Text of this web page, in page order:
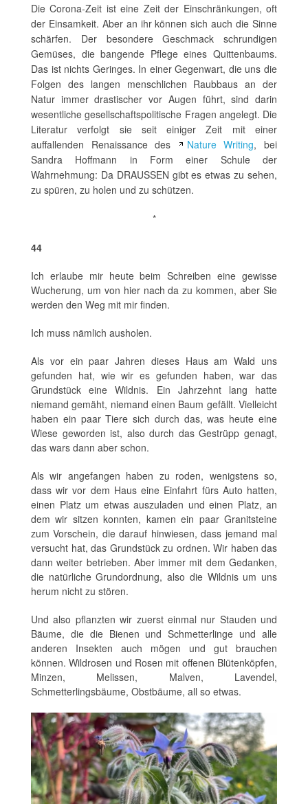
Die Corona-Zeit ist eine Zeit der Einschränkungen, oft
der Einsamkeit. Aber an ihr können sich auch die Sinne
schärfen. Der besondere Geschmack schrundigen
Gemüses, die bangende Pflege eines Quittenbaums.
Das ist nichts Geringes. In einer Gegenwart, die uns die
Folgen des langen menschlichen Raubbaus an der
Natur immer drastischer vor Augen führt, sind darin
wesentliche gesellschaftspolitische Fragen angelegt. Die
Literatur verfolgt sie seit einiger Zeit mit einer
auffallenden Renaissance des
Nature Writing, bei
Sandra Hoffmann in Form einer Schule der
Wahrnehmung: Da DRAUSSEN gibt es etwas zu sehen,
zu spüren, zu holen und zu schützen.
*
44
Ich erlaube mir heute beim Schreiben eine gewisse
Wucherung, um von hier nach da zu kommen, aber Sie
werden den Weg mit mir finden.
Ich muss nämlich ausholen.
Als vor ein paar Jahren dieses Haus am Wald uns
gefunden hat, wie wir es gefunden haben, war das
Grundstück eine Wildnis. Ein Jahrzehnt lang hatte
niemand gemäht, niemand einen Baum gefällt. Vielleicht
haben ein paar Tiere sich durch das, was heute eine
Wiese geworden ist, also durch das Gestrüpp genagt,
das wars dann aber schon.
Als wir angefangen haben zu roden, wenigstens so,
dass wir vor dem Haus eine Einfahrt fürs Auto hatten,
einen Platz um etwas auszuladen und einen Platz, an
dem wir sitzen konnten, kamen ein paar Granitsteine
zum Vorschein, die darauf hinwiesen, dass jemand mal
versucht hat, das Grundstück zu ordnen. Wir haben das
dann weiter betrieben. Aber immer mit dem Gedanken,
die natürliche Grundordnung, also die Wildnis um uns
herum nicht zu stören.
Und also pflanzten wir zuerst einmal nur Stauden und
Bäume, die die Bienen und Schmetterlinge und alle
anderen Insekten auch mögen und gut brauchen
können. Wildrosen und Rosen mit offenen Blütenköpfen,
Minzen, Melissen, Malven, Lavendel,
Schmetterlingsbäume, Obstbäume, all so etwas.